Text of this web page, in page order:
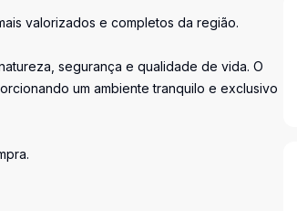
valorizados e completos da região.
segurança e qualidade de vida. O
um ambiente tranquilo e exclusivo